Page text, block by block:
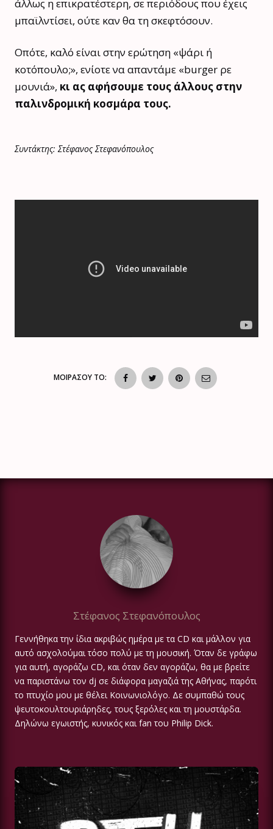
άλλως η επικρατέστερη, σε περιόδους που έχεις
μπαϊλντίσει, ούτε καν θα τη σκεφτόσουν.
Οπότε, καλό είναι στην ερώτηση «ψάρι ή
κοτόπουλο;», ενίοτε να απαντάμε «burger ρε
μουνιά», κι ας αφήσουμε τους άλλους στην
παλινδρομική κοσμάρα τους.
Συντάκτης: Στέφανος Στεφανόπουλος
ΜΟΙΡΑΣΟΥ ΤΟ:
Στέφανος Στεφανόπουλος
Γεννήθηκα την ίδια ακριβώς ημέρα με τα CD και μάλλον για
αυτό ασχολούμαι τόσο πολύ με τη μουσική. Όταν δε γράφω
για αυτή, αγοράζω CD, και όταν δεν αγοράζω, θα με βρείτε
να παριστάνω τον dj σε διάφορα μαγαζιά της Αθήνας, παρότι
το πτυχίο μου με θέλει Κοινωνιολόγο. Δε συμπαθώ τους
ψευτοκουλτουριάρηδες, τους ξερόλες και τη μουστάρδα.
Δηλώνω εγωιστής, κυνικός και fan του Philip Dick.